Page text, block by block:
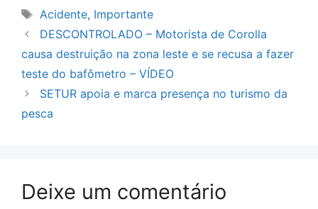
Tags
Acidente, Importante
DESCONTROLADO – Motorista de Corolla
causa destruição na zona leste e se recusa a fazer
teste do bafômetro – VÍDEO
SETUR apoia e marca presença no turismo da
pesca
Deixe um comentário